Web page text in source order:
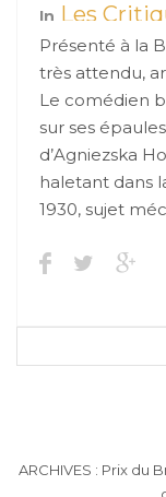
In Les
Présenté à la
très attendu,
Le comédien
sur ses
d’Agniezska
haletant dans
1930, sujet
ARCHIVES : Prix du